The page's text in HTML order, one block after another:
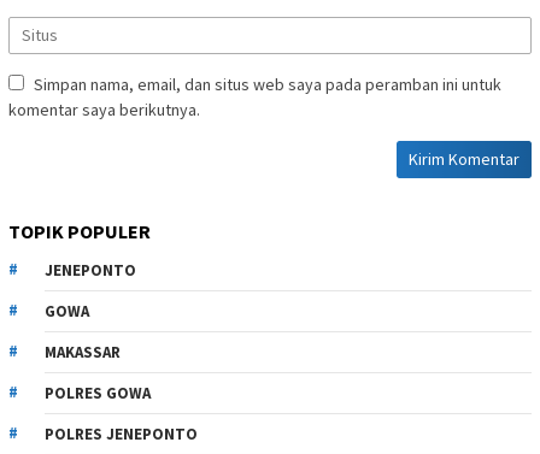
Simpan nama, email, dan situs web saya pada peramban ini untuk
komentar saya berikutnya.
TOPIK POPULER
JENEPONTO
GOWA
MAKASSAR
POLRES GOWA
POLRES JENEPONTO